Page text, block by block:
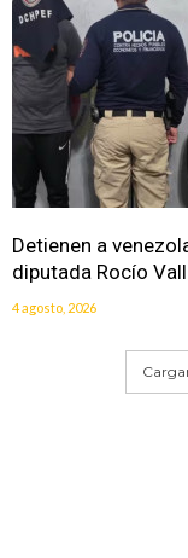
Detienen a
diputada Rocío
4 agosto, 2026